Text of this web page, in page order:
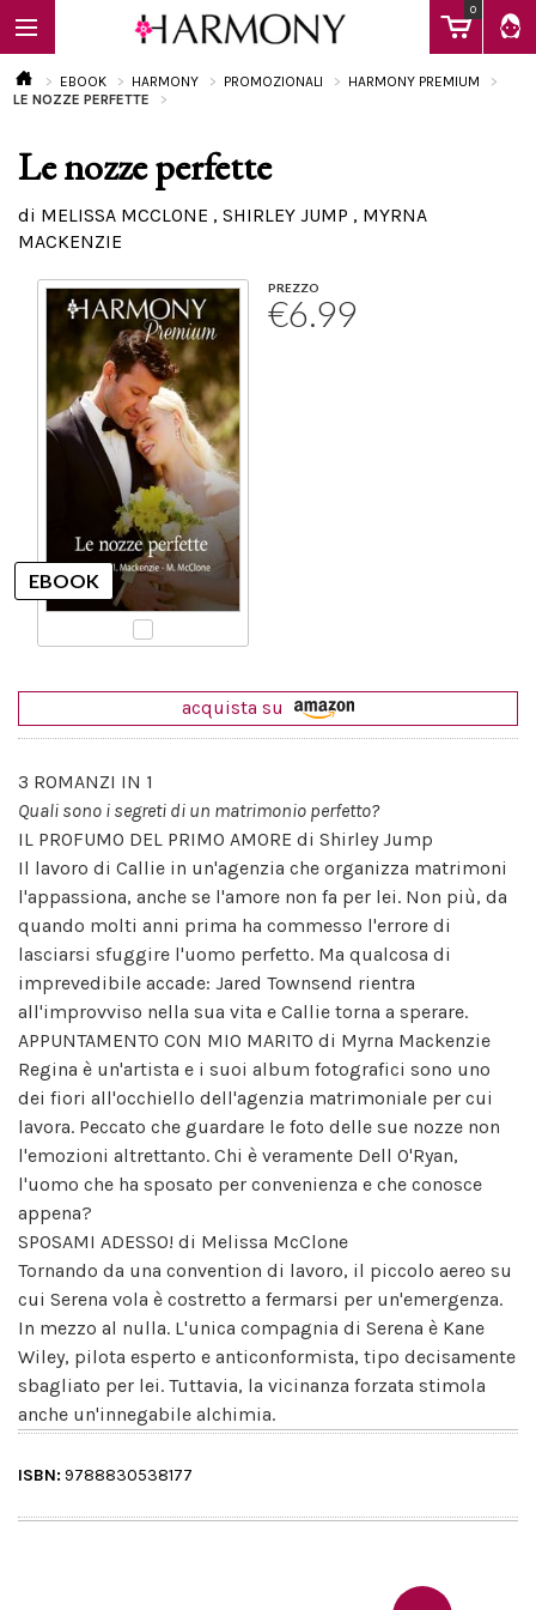
0
EBOOK
LIBRI
Calendario
EBOOK HARMONY PROMOZIONALI
HARMONY PREMIUM
LE NOZZE PERFETTE
Le nozze perfette
di MELISSA MCCLONE , SHIRLEY JUMP , MYRNA
MACKENZIE
PREZZO
€6.99
acquista su
3 ROMANZI IN 1
Quali sono i segreti di un matrimonio perfetto?
IL PROFUMO DEL PRIMO AMORE di Shirley Jump
Il lavoro di Callie in un'agenzia che organizza matrimoni
l'appassiona, anche se l'amore non fa per lei. Non più, da
quando molti anni prima ha commesso l'errore di
lasciarsi sfuggire l'uomo perfetto. Ma qualcosa di
imprevedibile accade: Jared Townsend rientra
all'improvviso nella sua vita e Callie torna a sperare.
APPUNTAMENTO CON MIO MARITO di Myrna Mackenzie
Regina è un'artista e i suoi album fotografici sono uno
dei fiori all'occhiello dell'agenzia matrimoniale per cui
lavora. Peccato che guardare le foto delle sue nozze non
l'emozioni altrettanto. Chi è veramente Dell O'Ryan,
l'uomo che ha sposato per convenienza e che conosce
appena?
SPOSAMI ADESSO! di Melissa McClone
Tornando da una convention di lavoro, il piccolo aereo su
cui Serena vola è costretto a fermarsi per un'emergenza.
In mezzo al nulla. L'unica compagnia di Serena è Kane
Wiley, pilota esperto e anticonformista, tipo decisamente
sbagliato per lei. Tuttavia, la vicinanza forzata stimola
anche un'innegabile alchimia.
ISBN: 9788830538177